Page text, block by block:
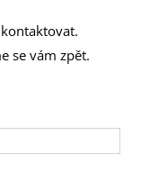
se vám zpět.